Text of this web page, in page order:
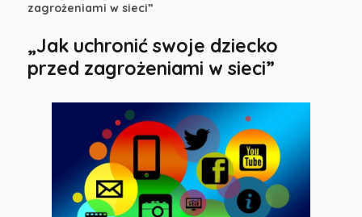
dziecko
zagrożeniami
zagrożeniami w sieci”
„Jak uchronić swoje dziecko
przed zagrożeniami w sieci”